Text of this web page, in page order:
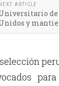
ARTICLE
de
y